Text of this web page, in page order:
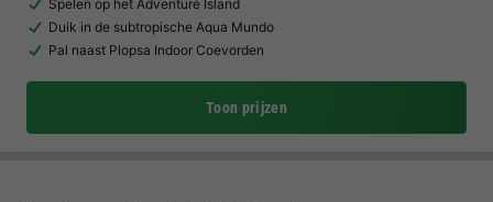
Spelen op het Adventure Island
Duik in de subtropische Aqua Mundo
Pal naast Plopsa Indoor Coevorden
Toon prijzen